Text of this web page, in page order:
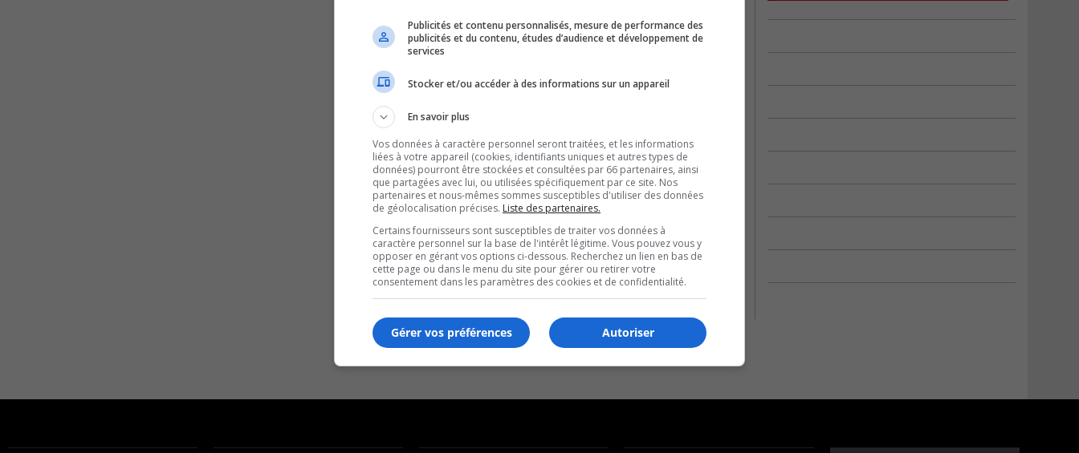
Publicités et contenu personnalisés, mesure de performance des
publicités et du contenu, études d’audience et développement de
services
Stocker et/ou accéder à des informations sur un appareil
En savoir plus
Vos données à caractère personnel seront traitées, et les informations
liées à votre appareil (cookies, identifiants uniques et autres types de
données) pourront être stockées et consultées par 66 partenaires, ainsi
que partagées avec lui, ou utilisées spécifiquement par ce site. Nos
partenaires et nous-mêmes sommes susceptibles d'utiliser des données
de géolocalisation précises. Liste des partenaires.
Certains fournisseurs sont susceptibles de traiter vos données à
caractère personnel sur la base de l'intérêt légitime. Vous pouvez vous y
opposer en gérant vos options ci-dessous. Recherchez un lien en bas de
cette page ou dans le menu du site pour gérer ou retirer votre
consentement dans les paramètres des cookies et de confidentialité.
Autoriser
Gérer vos préférences